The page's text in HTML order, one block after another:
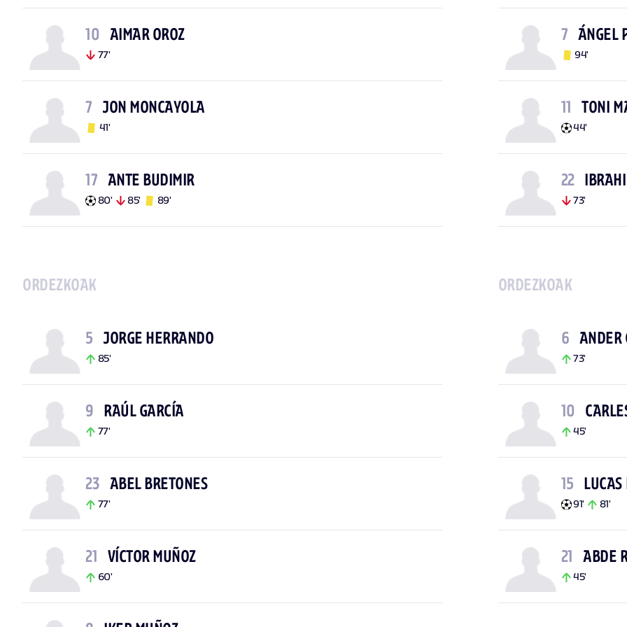
10 AIMAR OROZ
77'
7 JON MONCAYOLA
41'
17 ANTE BUDIMIR
80' 85' 89'
ORDEZKOAK
5 JORGE HERRANDO
85'
9 RAÚL GARCÍA
77'
23 ABEL BRETONES
77'
21 VÍCTOR MUÑOZ
60'
7 ÁNGEL
94'
11 TONI
44'
22
73'
ORDEZKOAK
6 ANDER
73'
10
45'
15 LUCAS
91' 81'
21 ABDE
45'